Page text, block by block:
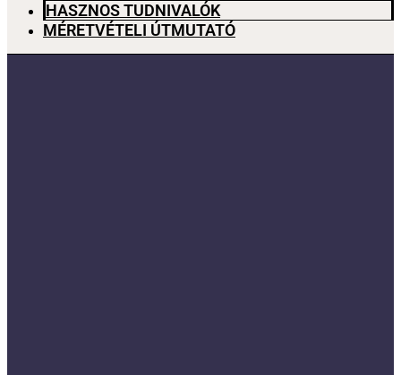
HASZNOS TUDNIVALÓK
MÉRETVÉTELI ÚTMUTATÓ